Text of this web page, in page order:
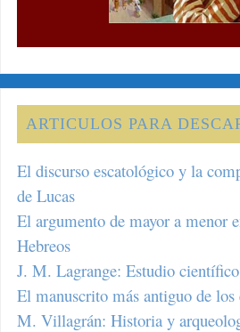
ARTICULOS PARA
El discurso escatológico y la
de Lucas
El argumento de mayor a menor
Hebreos
J. M. Lagrange: Estudio
El manuscrito más antiguo de los
M. Villagrán: Historia y